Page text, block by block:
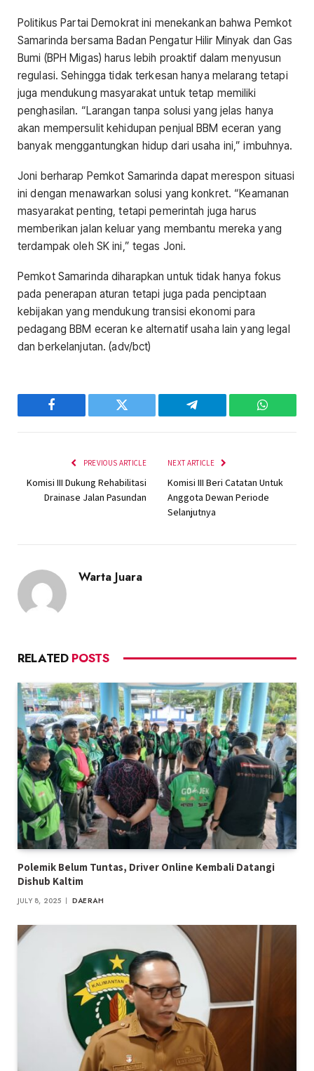
Politikus Partai Demokrat ini menekankan bahwa Pemkot
Samarinda bersama Badan Pengatur Hilir Minyak dan Gas
Bumi (BPH Migas) harus lebih proaktif dalam menyusun
regulasi. Sehingga tidak terkesan hanya melarang tetapi
juga mendukung masyarakat untuk tetap memiliki
penghasilan. “Larangan tanpa solusi yang jelas hanya
akan mempersulit kehidupan penjual BBM eceran yang
banyak menggantungkan hidup dari usaha ini,” imbuhnya.
Joni berharap Pemkot Samarinda dapat merespon situasi
ini dengan menawarkan solusi yang konkret. “Keamanan
masyarakat penting, tetapi pemerintah juga harus
memberikan jalan keluar yang membantu mereka yang
terdampak oleh SK ini,” tegas Joni.
Pemkot Samarinda diharapkan untuk tidak hanya fokus
pada penerapan aturan tetapi juga pada penciptaan
kebijakan yang mendukung transisi ekonomi para
pedagang BBM eceran ke alternatif usaha lain yang legal
dan berkelanjutan. (adv/bct)
Facebook Twitter Telegram
PREVIOUS ARTICLE
Komisi III Dukung Rehabilitasi
Drainase Jalan Pasundan
NEXT ARTICLE
Komisi III Beri Catatan Untuk
Anggota Dewan Periode
Selanjutnya
Warta Juara
RELATED POSTS
Polemik Belum Tuntas, Driver Online Kembali Datangi
Dishub Kaltim
JULY 8, 2025 DAERAH